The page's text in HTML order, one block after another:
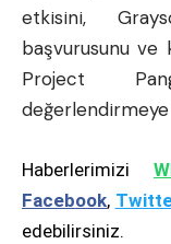
etkisini,
başvurusunu ve
Project
değerlendirmeye
Haberlerimizi
Facebook,
edebilirsiniz.